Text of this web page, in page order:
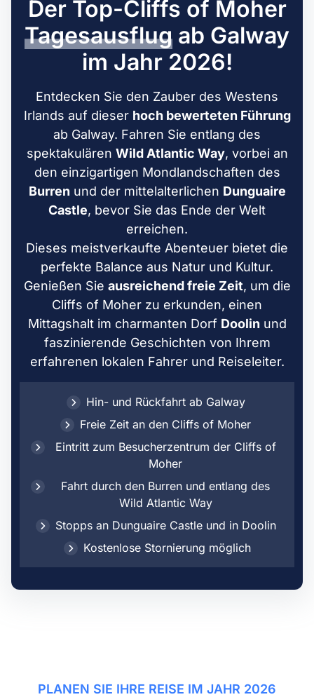
Der Top-Cliffs of Moher
Tagesausflug ab Galway
im Jahr 2026!
Entdecken Sie den Zauber des Westens
Irlands auf dieser hoch bewerteten Führung
ab Galway. Fahren Sie entlang des
spektakulären Wild Atlantic Way, vorbei an
den einzigartigen Mondlandschaften des
Burren und der mittelalterlichen Dunguaire
Castle, bevor Sie das Ende der Welt
erreichen.
Dieses meistverkaufte Abenteuer bietet die
perfekte Balance aus Natur und Kultur.
Genießen Sie ausreichend freie Zeit, um die
Cliffs of Moher zu erkunden, einen
Mittagshalt im charmanten Dorf Doolin und
faszinierende Geschichten von Ihrem
erfahrenen lokalen Fahrer und Reiseleiter.
Hin- und Rückfahrt ab Galway
Freie Zeit an den Cliffs of Moher
Eintritt zum Besucherzentrum der Cliffs of
Moher
Fahrt durch den Burren und entlang des
Wild Atlantic Way
Stopps an Dunguaire Castle und in Doolin
Kostenlose Stornierung möglich
PLANEN SIE IHRE REISE IM JAHR 2026